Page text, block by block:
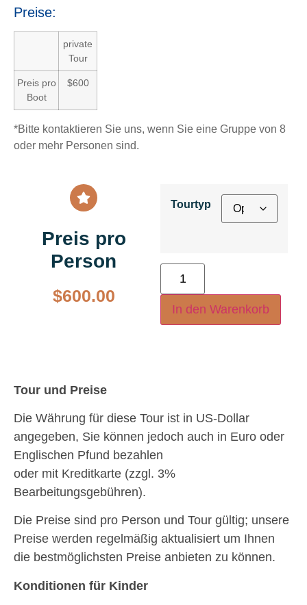
Preise:
private
Tour
Preis pro
Boot
$600
*Bitte kontaktieren Sie uns, wenn Sie eine Gruppe von 8
oder mehr Personen sind.
Preis pro
Person
$600.00
Tourtyp
In den Warenkorb
Tour und Preise
Die Währung für diese Tour ist in US-Dollar
angegeben, Sie können jedoch auch in Euro oder
Englischen Pfund bezahlen
oder mit Kreditkarte (zzgl. 3%
Bearbeitungsgebühren).
Die Preise sind pro Person und Tour gültig; unsere
Preise werden regelmäßig aktualisiert um Ihnen
die bestmöglichsten Preise anbieten zu können.
Konditionen für Kinder